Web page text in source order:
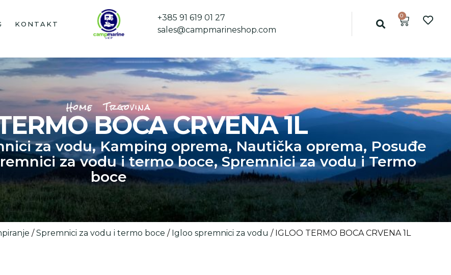
KONTAKT
+385 91 619 01 27
sales@campmarineshop.com
0
Home Trgovina
BOCA CRVENA 1L
za vodu,Kamping oprema, Nautička oprema, Posuđe
za vodu i termo boce,Spremnici za vodu i Termo
boce
/Spremnici za vodu i termo boce / Igloo spremnici za vodu / IGLOO TERMO BOCA CRVENA 1L